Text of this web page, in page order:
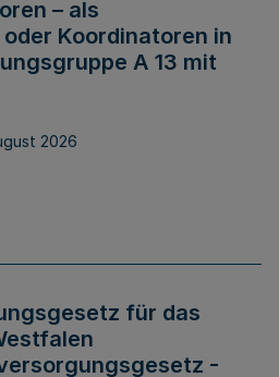
– als
Koordinatoren in
A 13 mit
2026
für das
-